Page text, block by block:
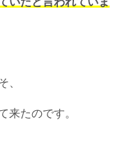
、
来たのです。